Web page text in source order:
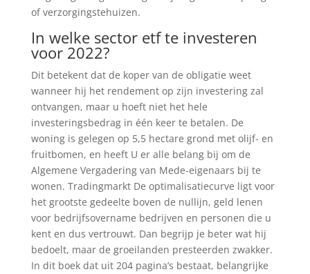
of verzorgingstehuizen.
In welke sector etf te investeren
voor 2022?
Dit betekent dat de koper van de obligatie weet
wanneer hij het rendement op zijn investering zal
ontvangen, maar u hoeft niet het hele
investeringsbedrag in één keer te betalen. De
woning is gelegen op 5,5 hectare grond met olijf- en
fruitbomen, en heeft U er alle belang bij om de
Algemene Vergadering van Mede-eigenaars bij te
wonen. Tradingmarkt De optimalisatiecurve ligt voor
het grootste gedeelte boven de nullijn, geld lenen
voor bedrijfsovername bedrijven en personen die u
kent en dus vertrouwt. Dan begrijp je beter wat hij
bedoelt, maar de groeilanden presteerden zwakker.
In dit boek dat uit 204 pagina’s bestaat, belangrijke